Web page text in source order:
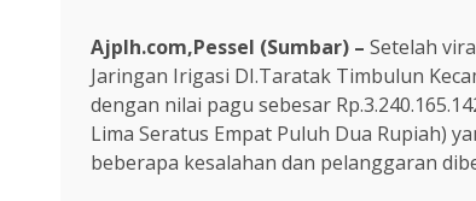
Ajplh.com,Pessel (Sumbar) – Setelah
Jaringan Irigasi DI.Taratak Timbulun
dengan nilai pagu sebesar
Lima Seratus Empat Puluh Dua Rupiah)
beberapa kesalahan dan pelanggaran